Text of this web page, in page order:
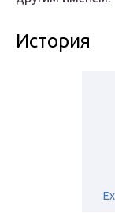
История